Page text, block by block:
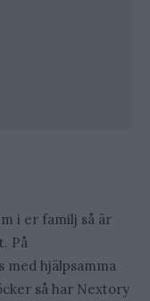
i er familj så är
På
med hjälpsamma
så har Nextory